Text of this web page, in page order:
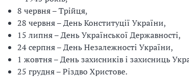
8 червня – Трійця,
28 червня – День Конституції України,
15 липня – День Української Державності,
24 серпня – День Незалежності України,
1 жовтня – День захисників і захисниць
25 грудня – Різдво Христове.